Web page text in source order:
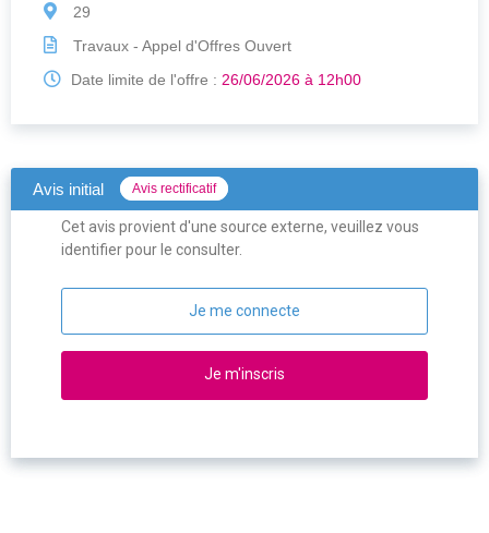
29
Travaux - Appel d'Offres Ouvert
Date limite de l'offre : 26/06/2026 à 12h00
Avis initial Avis rectificatif
Cet avis provient d'une source externe, veuillez vous
identifier pour le consulter.
Je me connecte
Je m'inscris